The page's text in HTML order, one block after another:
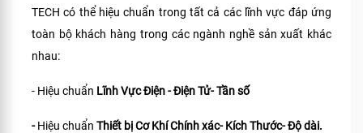
TECH có thể hiệu chuẩn trong tất cả các lĩnh vực đáp ứng
toàn bộ khách hàng trong các ngành nghề sản xuất khác
nhau:
- Hiệu chuẩn Lĩnh Vực Điện - Điện Tử- Tần số
-Hiệu chuẩn Thiết bị Cơ Khí Chính xác- Kích Thước- Độ dài.